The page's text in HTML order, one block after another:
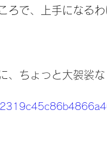
で、上手になるわ
、ちょっと大袈裟